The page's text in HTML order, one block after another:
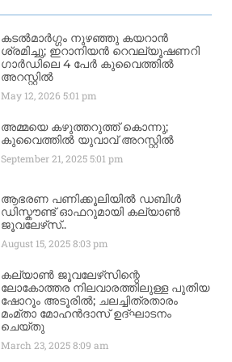
കടൽമാർഗ്ഗം നുഴഞ്ഞു കയറാൻ
ശ്രമിച്ചു; ഇറാനിയൻ റെവല്യൂഷണറി
ഗാർഡിലെ 4 പേർ കുവൈത്തിൽ
അറസ്റ്റിൽ
May 12, 20265:01 pm
അമ്മയെ കഴുത്തറുത്ത് കൊന്നു;
കുവൈത്തിൽ യുവാവ് അറസ്റ്റിൽ
September 21, 20255:01 pm
ആഭരണ പണിക്കൂലിയിൽ ഡബിൾ
ഡിസ്കൗണ്ട് ഓഫറുമായി കല്യാൺ
ജൂവലേഴ്‌സ്..
August 15, 20258:03 pm
കല്യാൺ ജൂവലേഴ്‌സിന്റെ
ലോകോത്തര നിലവാരത്തിലുള്ള പുതിയ
ഷോറൂം അടൂരിൽ; ചലച്ചിത്രതാരം
മംമ്താ മോഹൻദാസ് ഉദ്ഘാടനം
ചെയ്‌തു
March 23, 20258:09 am